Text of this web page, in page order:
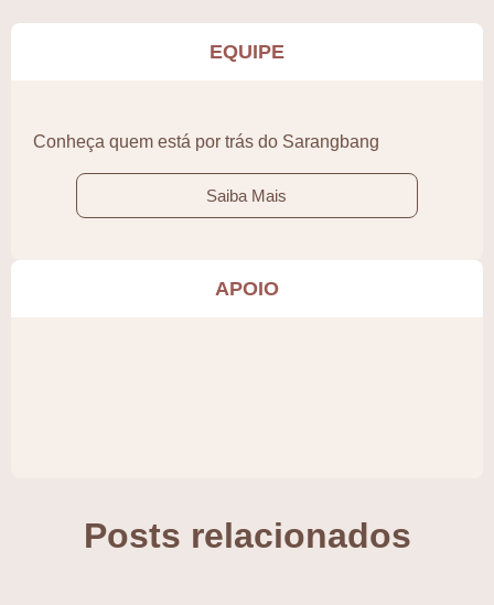
EQUIPE
Conheça quem está por trás do Sarangbang
Saiba Mais
APOIO
Posts relacionados